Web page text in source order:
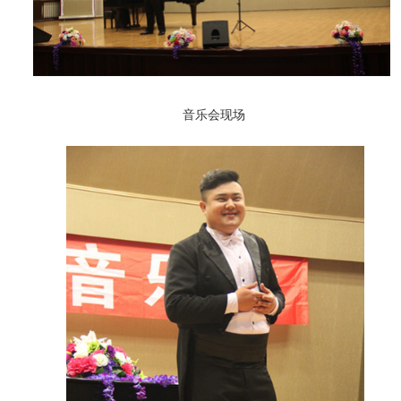
音乐会现场